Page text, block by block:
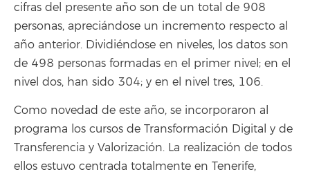
cifras del presente año son de un total de 908
personas, apreciándose un incremento respecto al
año anterior. Dividiéndose en niveles, los datos son
de 498 personas formadas en el primer nivel; en el
nivel dos, han sido 304; y en el nivel tres, 106.
Como novedad de este año, se incorporaron al
programa los cursos de Transformación Digital y de
Transferencia y Valorización. La realización de todos
ellos estuvo centrada totalmente en Tenerife,